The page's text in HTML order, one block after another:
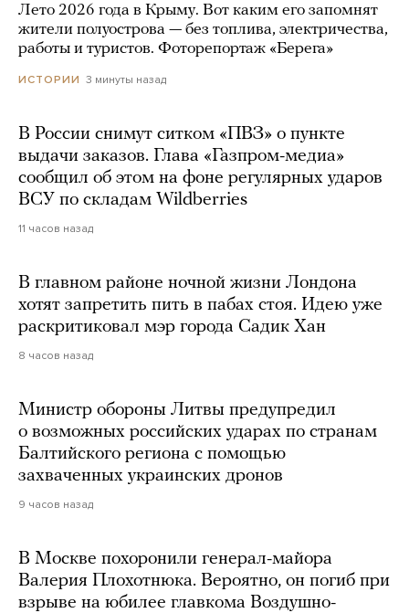
Лето 2026 года в Крыму. Вот каким его запомнят
жители полуострова — без топлива, электричества,
работы и туристов. Фоторепортаж «Берега»
ИСТОРИИ 3 минуты назад
В России снимут ситком «ПВЗ» о пункте
выдачи заказов. Глава «Газпром-медиа»
сообщил об этом на фоне регулярных ударов
ВСУ по складам Wildberries
11 часов назад
В главном районе ночной жизни Лондона
хотят запретить пить в пабах стоя. Идею уже
раскритиковал мэр города Садик Хан
8 часов назад
Министр обороны Литвы предупредил
о возможных российских ударах по странам
Балтийского региона с помощью
захваченных украинских дронов
9 часов назад
В Москве похоронили генерал-майора
Валерия Плохотнюка. Вероятно, он погиб при
взрыве на юбилее главкома Воздушно-